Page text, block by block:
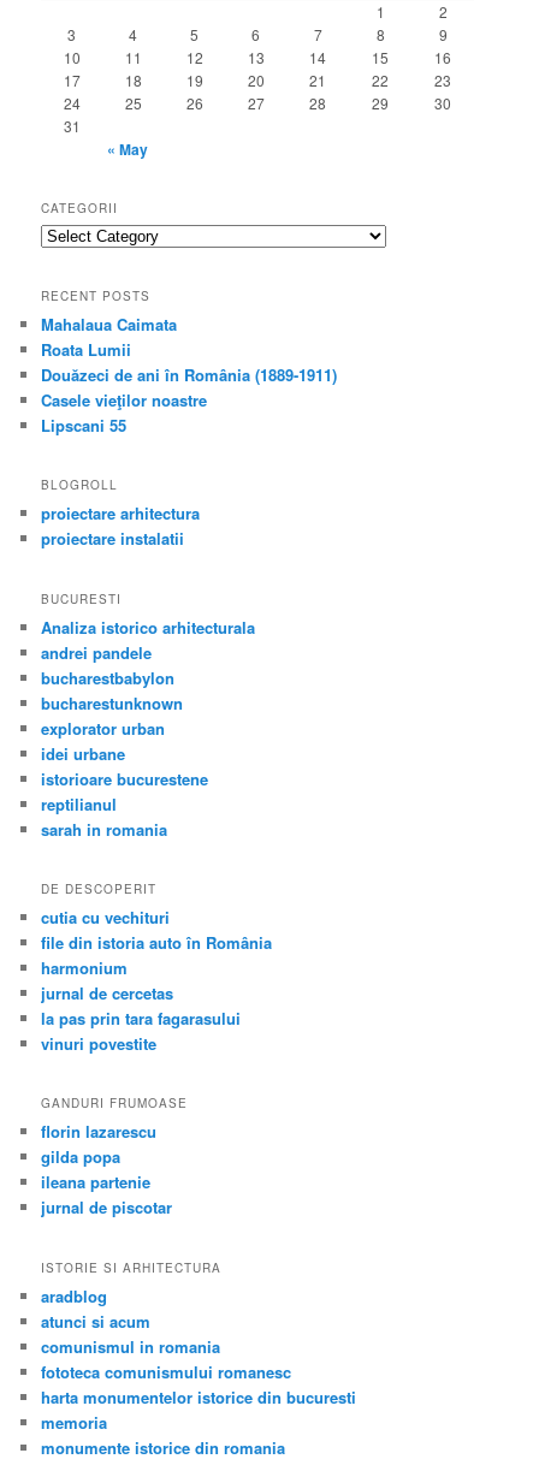
1
2
3
4 5 6 7 8
9
10
11 12 13 14 15
16
17
18 19 20 21 22
23
24
25 26 27 28 29
30
31
« May
CATEGORII
categorii
RECENT POSTS
Mahalaua Caimata
Roata Lumii
Douăzeci de ani în România (1889-1911)
Casele vieţilor noastre
Lipscani 55
BLOGROLL
proiectare arhitectura
proiectare instalatii
BUCURESTI
Analiza istorico arhitecturala
andrei pandele
bucharestbabylon
bucharestunknown
explorator urban
idei urbane
istorioare bucurestene
reptilianul
sarah in romania
DE DESCOPERIT
cutia cu vechituri
file din istoria auto în România
harmonium
jurnal de cercetas
la pas prin tara fagarasului
vinuri povestite
GANDURI FRUMOASE
florin lazarescu
gilda popa
ileana partenie
jurnal de piscotar
ISTORIE SI ARHITECTURA
aradblog
atunci si acum
comunismul in romania
fototeca comunismului romanesc
harta monumentelor istorice din bucuresti
memoria
monumente istorice din romania